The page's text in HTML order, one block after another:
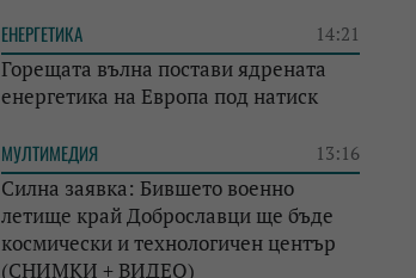
ЕНЕРГЕТИКА 14:21
Горещата вълна постави ядрената
енергетика на Европа под натиск
МУЛТИМЕДИЯ 13:16
Силна заявка: Бившето военно
летище край Доброславци ще бъде
космически и технологичен център
(СНИМКИ + ВИДЕО)